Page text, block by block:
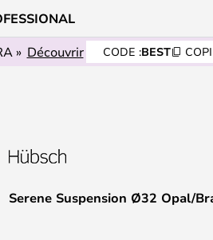
» Découvrir CODE :BEST
Serene Suspension Ø32 Opal/